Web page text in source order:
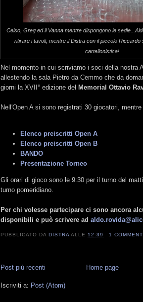
Celso, Greg ed il Vanna mentre dispongono le
ritirare i tavoli, mentre il Distra con il piccolo Riccardo
cartellonistica!
Nel momento in cui scriviamo i soci della nostra
allestendo la sala Pietro da Cemmo che da
giorni la XVII° edizione del Memorial Ottavio
Nell'Open A si sono registrati 30 giocatori,
Elenco preiscritti Open A
Elenco preiscritti Open B
BANDO
Presentazione Torneo
Gli orari di gioco sono le 9:30 per il turno del
turno pomeridiano.
Per chi volesse partecipare ci sono ancora
disponibili e può scrivere ad
PUBBLICATO DADISTRA ALLE 12:39 1
Post più recenti Home page
Iscriviti a: Post (Atom)